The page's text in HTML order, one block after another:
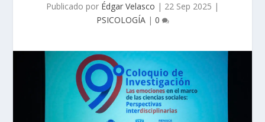
Publicado por Édgar Velasco | 22 Sep 2025 |
PSICOLOGÍA| 0